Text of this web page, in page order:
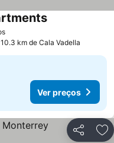
km de Cala Vadella
Ver preços
Partilhar